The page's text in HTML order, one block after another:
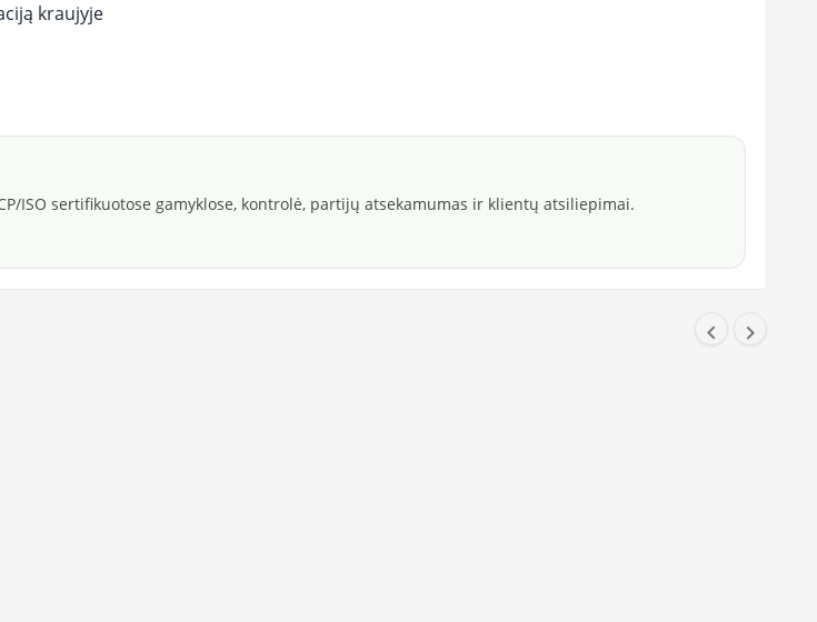
kraujyje
ISO sertifikuotose gamyklose, kontrolė, partijų atsekamumas ir klientų atsiliepimai.
 